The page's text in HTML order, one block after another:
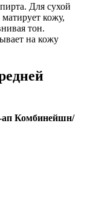
Для сухой
кожу,
тон.
на кожу
ап Комбинейшн/